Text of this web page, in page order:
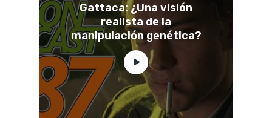
Gattaca: ¿Una visión
realista de la
manipulación genética?